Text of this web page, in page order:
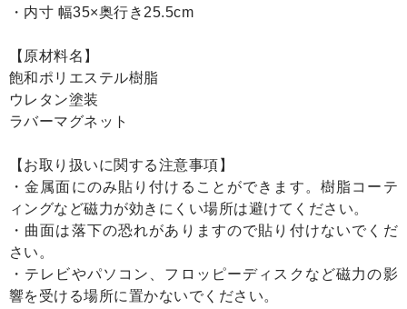
・内寸 幅35×奥行き25.5cm
【原材料名】
飽和ポリエステル樹脂
ウレタン塗装
ラバーマグネット
【お取り扱いに関する注意事項】
・金属面にのみ貼り付けることができます。樹脂コーテ
ィングなど磁力が効きにくい場所は避けてください。
・曲面は落下の恐れがありますので貼り付けないでくだ
さい。
・テレビやパソコン、フロッピーディスクなど磁力の影
響を受ける場所に置かないでください。